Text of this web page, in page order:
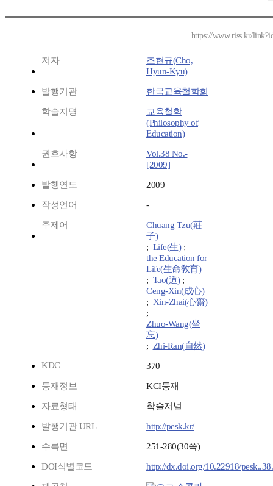
https://www.riss.kr/
저자
조현규(Cho,
Hyun-Kyu)
발행기관 한국교육철학회
학술지명
교육철학
(Philosophy of
Education)
권호사항
Vol.38 No.-
[2009]
발행연도 2009
작성언어 -
주제어
Chuang Tzu(莊
子)
; Life(生);
the Education for
Life(生命敎育)
; Tao(道);
Ceng-Xin(成心)
; Xin-Zhai(心齋)
;
Zhuo-Wang(坐
忘)
; Zhi-Ran(自然)
KDC
370
등재정보 KCI등재
자료형태 학술저널
발행기관 URL http://pesk.kr/
수록면 251-280(30쪽)
DOI식별코드 http://dx.doi.org/10.22918/